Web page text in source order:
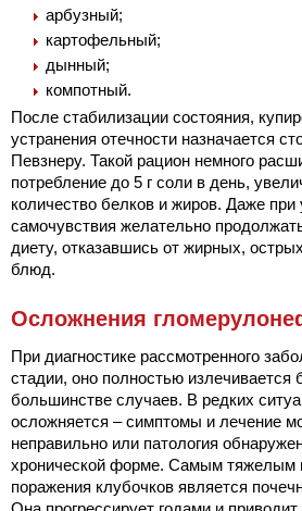
арбузный;
картофельный;
дынный;
компотный.
После стабилизации состояния,
устранения отечности назначается
Певзнеру. Такой рацион немного
потребление до 5 г соли в день,
количество белков и жиров. Даже
самочувствия желательно
диету, отказавшись от жирных,
блюд.
Осложнения
При диагностике рассмотренного
стадии, оно полностью излечивается
большинстве случаев. В редких
осложняется – симптомы и лечение
неправильно или патология
хронической форме. Самым тяжелым
поражения клубочков является